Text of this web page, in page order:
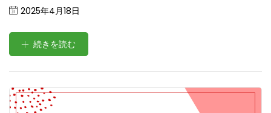
Posted
2025年4月18日
続きを読む